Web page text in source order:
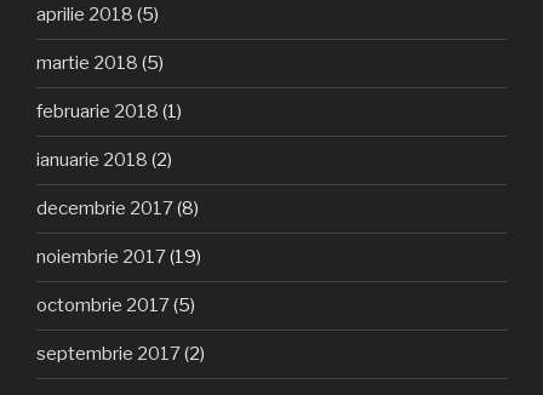
aprilie 2018 (5)
martie 2018 (5)
februarie 2018 (1)
ianuarie 2018 (2)
decembrie 2017(8)
noiembrie 2017(19)
octombrie 2017(5)
septembrie 2017(2)